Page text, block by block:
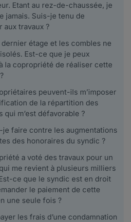
Etant au rez-de-chaussée, je
jamais. Suis-je tenu de
aux travaux ?
dernier étage et les combles ne
Est-ce que je peux
la copropriété de réaliser cette
peuvent-ils m’imposer
de la répartition des
qui m’est défavorable ?
je faire contre les augmentations
des honoraires du syndic ?
a voté des travaux pour un
me revient à plusieurs milliers
ce que le syndic est en droit
le paiement de cette
une seule fois ?
les frais d’une condamnation